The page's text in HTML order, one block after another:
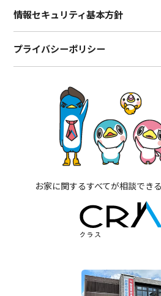
情報セキュリティ基本方針
プライバシーポリシー
お家に関するすべてが相談でき